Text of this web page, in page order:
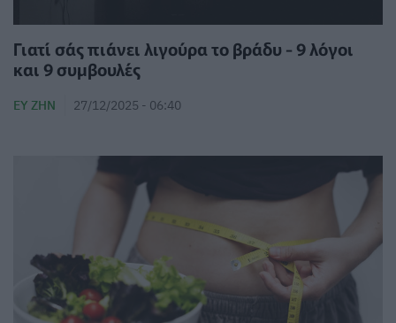
Γιατί σάς πιάνει λιγούρα το βράδυ - 9 λόγοι
και 9 συμβουλές
ΕΥ ΖΗΝ 27/12/2025 - 06:40